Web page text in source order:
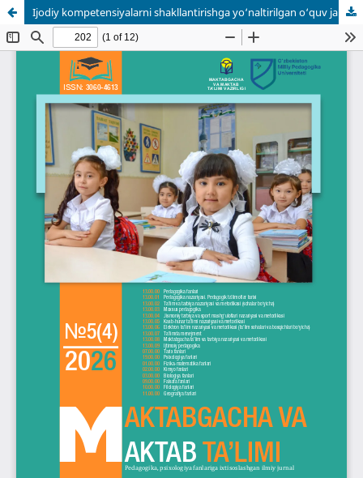
Ijodiy kompetensiyalarni shakllantirishga yo‘naltirilgan o‘quv jarayonining mazmuniy ta’minoti